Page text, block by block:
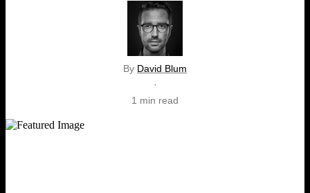
By David Blum
·
1 min read